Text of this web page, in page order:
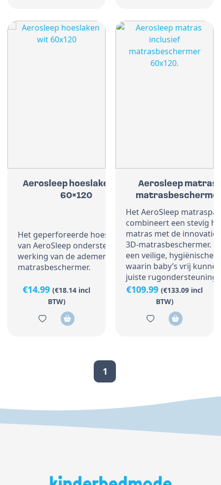
Aerosleep hoeslaken wit
60×120
Het geperforeerde hoeslaken
van AeroSleep ondersteunt de
werking van de ademende 3D-
matrasbeschermer.
€14.99 (€18.14 incl
BTW)
Aerosleep matras
Het AeroSleep
combineert een stevig
matras met de
3D-matrasbeschermer.
een veilige, hygiënische
waarin baby’s vrij
juiste rugondersteuning
€109.99 (€133.09 incl
BTW)
1